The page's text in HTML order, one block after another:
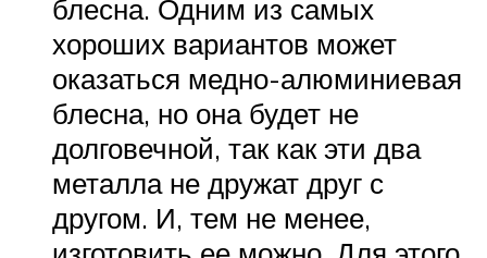
блесна. Одним из самых
хороших вариантов может
оказаться медно-алюминиевая
блесна, но она будет не
долговечной, так как эти два
металла не дружат друг с
другом. И, тем не менее,